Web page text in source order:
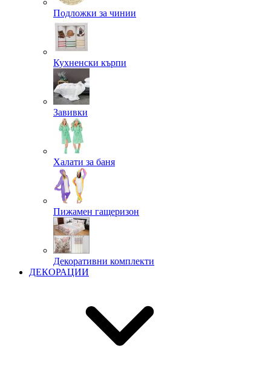
Подложки за чинии
Кухненски кърпи
Завивки
Халати за баня
Пижамен гащеризон
Декоративни комплекти
ДЕКОРАЦИИ